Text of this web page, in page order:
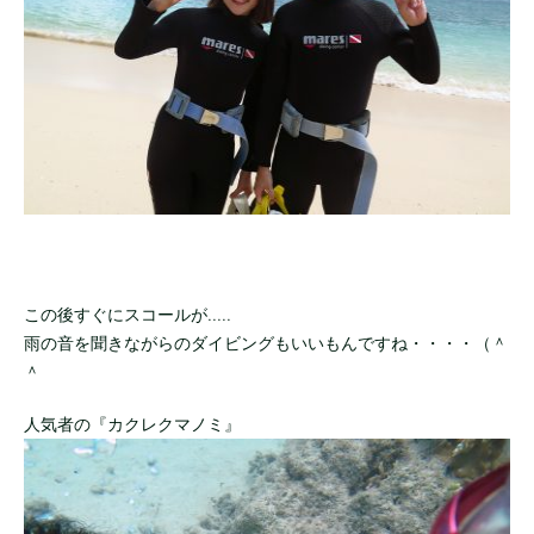
この後すぐにスコールが.....
雨の音を聞きながらのダイビングもいいもんですね・・・・（＾
＾
人気者の『カクレクマノミ』